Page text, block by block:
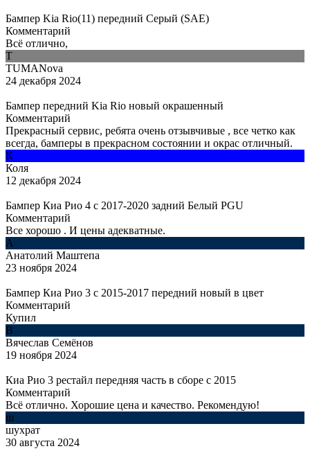
Бампер Kia Rio(11) передний Серый (SAE)
Комментарий
Всё отлично,
T
TUMANova
24 декабря 2024
Бампер передний Kia Rio новый окрашенный
Комментарий
Прекрасный сервис, ребята очень отзывчивые , все четко как
всегда, бамперы в прекрасном состоянии и окрас отличный.
К
Коля
12 декабря 2024
Бампер Киа Рио 4 с 2017-2020 задний Белый PGU
Комментарий
Все хорошо . И цены адекватные.
А
Анатолий Маштепа
23 ноября 2024
Бампер Киа Рио 3 с 2015-2017 передний новый в цвет
Комментарий
Купил
В
Вячеслав Семёнов
19 ноября 2024
Киа Рио 3 рестайл передняя часть в сборе с 2015
Комментарий
Всё отлично. Хорошие цена и качество. Рекомендую!
ш
шухрат
30 августа 2024